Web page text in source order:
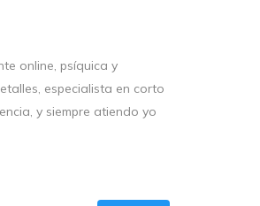
online, psíquica y
especialista en corto
y siempre atiendo yo